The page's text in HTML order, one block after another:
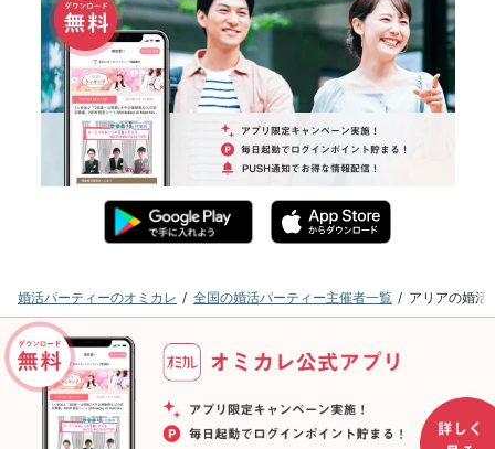
婚活パーティーのオミカレ 全国の婚活パーティー主催者一覧 アリアの婚活